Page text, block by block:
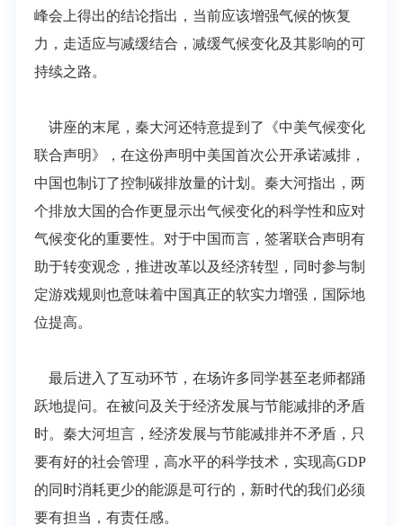
峰会上得出的结论指出，当前应该增强气候的恢复
力，走适应与减缓结合，减缓气候变化及其影响的可
持续之路。
讲座的末尾，秦大河还特意提到了《中美气候变化
联合声明》，在这份声明中美国首次公开承诺减排，
中国也制订了控制碳排放量的计划。秦大河指出，两
个排放大国的合作更显示出气候变化的科学性和应对
气候变化的重要性。对于中国而言，签署联合声明有
助于转变观念，推进改革以及经济转型，同时参与制
定游戏规则也意味着中国真正的软实力增强，国际地
位提高。
最后进入了互动环节，在场许多同学甚至老师都踊
跃地提问。在被问及关于经济发展与节能减排的矛盾
时。秦大河坦言，经济发展与节能减排并不矛盾，只
要有好的社会管理，高水平的科学技术，实现高GDP
的同时消耗更少的能源是可行的，新时代的我们必须
要有担当，有责任感。